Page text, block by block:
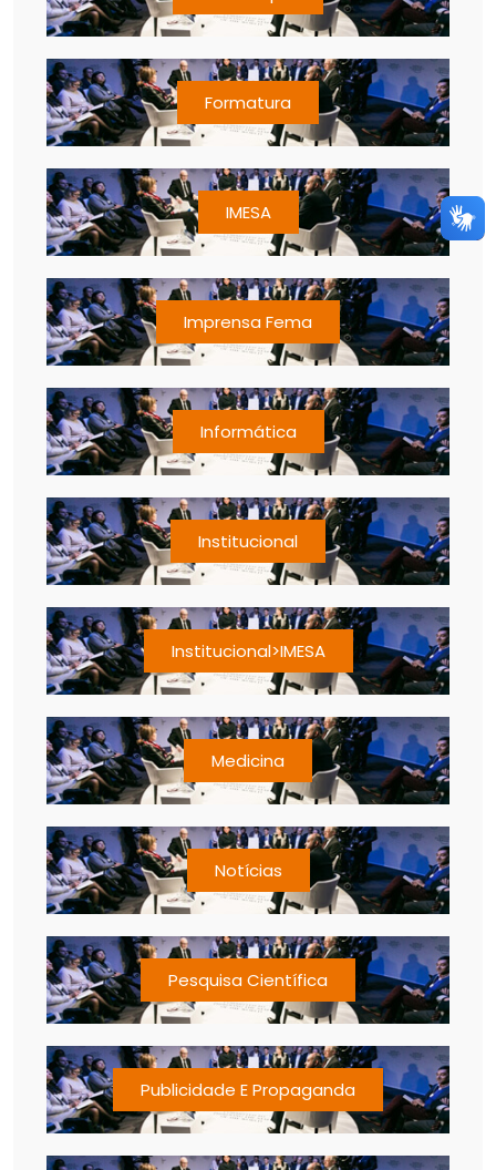
Formatura
IMESA
Imprensa Fema
Informática
Institucional
Institucional>IMESA
Medicina
Notícias
Pesquisa Científica
Publicidade E Propaganda